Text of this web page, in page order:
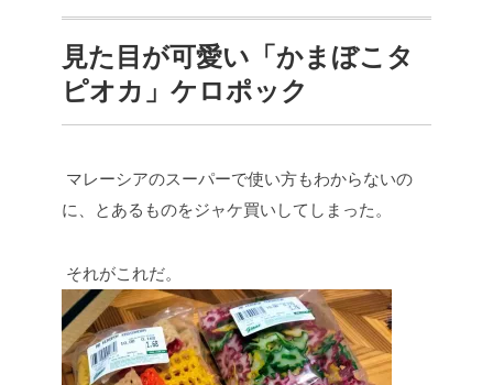
見た目が可愛い「かまぼこタ
ピオカ」ケロポック
マレーシアのスーパーで使い方もわからないの
に、とあるものをジャケ買いしてしまった。
それがこれだ。